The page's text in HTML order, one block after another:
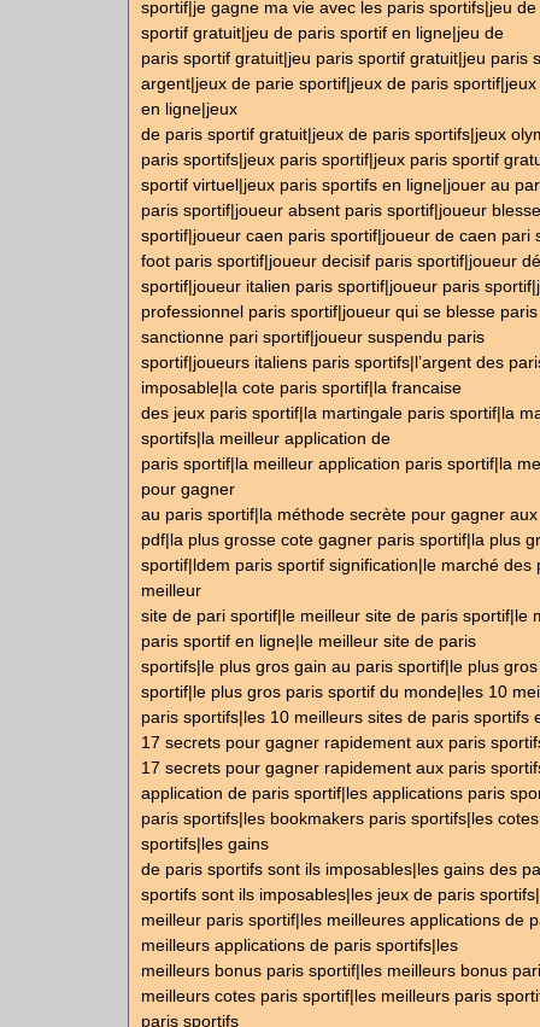
sportif|je gagne ma vie avec les paris sportifs|jeu
sportif gratuit|jeu de paris sportif en ligne|jeu de
paris sportif gratuit|jeu paris sportif gratuit|jeu paris
argent|jeux de parie sportif|jeux de paris
en ligne|jeux
de paris sportif gratuit|jeux de paris sportifs|jeux
paris sportifs|jeux paris sportif|jeux paris sportif
sportif virtuel|jeux paris sportifs en ligne|jouer au
paris sportif|joueur absent paris sportif|joueur
sportif|joueur caen paris sportif|joueur de caen pari
foot paris sportif|joueur decisif paris sportif|joueur
sportif|joueur italien paris sportif|joueur paris
professionnel paris sportif|joueur qui se blesse
sanctionne pari sportif|joueur suspendu paris
sportif|joueurs italiens paris sportifs|l’argent des
imposable|la cote paris sportif|la francaise
des jeux paris sportif|la martingale paris sportif|la
sportifs|la meilleur application de
paris sportif|la meilleur application paris sportif|la
pour gagner
au paris sportif|la méthode secrète pour gagner
pdf|la plus grosse cote gagner paris sportif|la plus
sportif|ldem paris sportif signification|le marché des
meilleur
site de pari sportif|le meilleur site de paris sportif|le
paris sportif en ligne|le meilleur site de paris
sportifs|le plus gros gain au paris sportif|le plus
sportif|le plus gros paris sportif du monde|les 10
paris sportifs|les 10 meilleurs sites de paris sportifs
17 secrets pour gagner rapidement aux paris
17 secrets pour gagner rapidement aux paris
application de paris sportif|les applications paris
paris sportifs|les bookmakers paris sportifs|les
sportifs|les gains
de paris sportifs sont ils imposables|les gains des
sportifs sont ils imposables|les jeux de paris
meilleur paris sportif|les meilleures applications de
meilleurs applications de paris sportifs|les
meilleurs bonus paris sportif|les meilleurs bonus
meilleurs cotes paris sportif|les meilleurs paris
paris sportifs